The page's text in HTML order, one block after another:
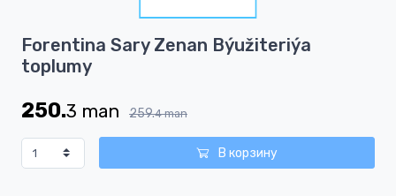
1
of
Forentina Sary Zenan Býužiteriýa
toplumy
250.3 man 259.4 man
В корзину